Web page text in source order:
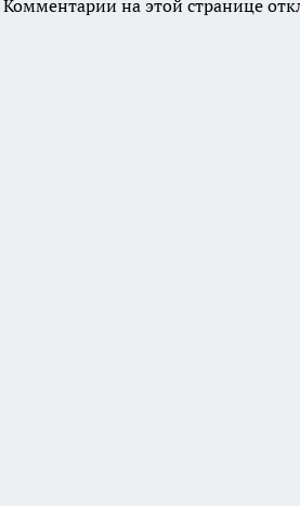
Комментарии на этой странице